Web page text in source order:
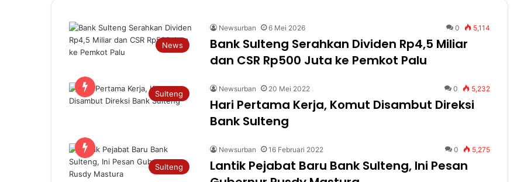
News
Newsurban 6 Mei 2026 0 5,114
Bank Sulteng Serahkan Dividen Rp4,5 Miliar
dan CSR Rp500 Juta ke Pemkot Palu
Sulteng
Newsurban 20 Mei 2022 0 5,232
Hari Pertama Kerja, Komut Disambut Direksi
Bank Sulteng
Sulteng
Newsurban 16 Februari 2022 0 5,275
Lantik Pejabat Baru Bank Sulteng, Ini Pesan